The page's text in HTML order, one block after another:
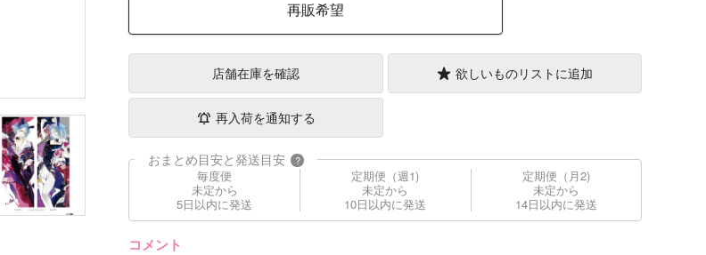
再販希望
店舗在庫を確認 欲しいものリストに追加
再入荷を通知する
おまとめ目安と発送目安 ?
毎度便
未定から
5日以内に発送
定期便（週1)
未定から
10日以内に発送
定期便（月2)
未定から
14日以内に発送
コメント